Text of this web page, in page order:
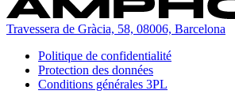
Travessera de Gràcia, 58, 08006, Barcelona
Politique de confidentialité
Protection des données
Conditions générales 3PL